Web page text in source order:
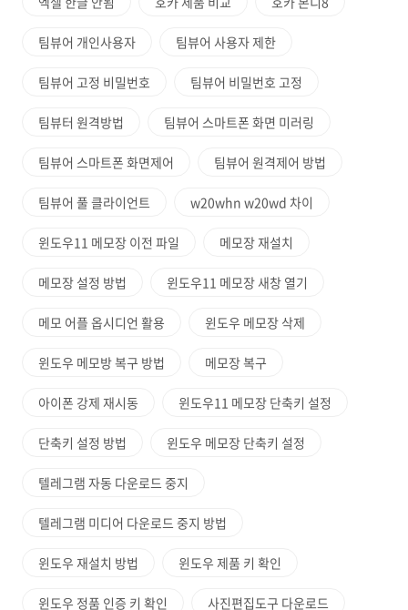
팀뷰어 개인사용자 팀뷰어 사용자 제한
팀뷰어 고정 비밀번호 팀뷰어 비밀번호 고정
팀뷰터 원격방법 팀뷰어 스마트폰 화면 미러링
팀뷰어 스마트폰 화면제어 팀뷰어 원격제어 방법
팀뷰어 풀 클라이언트 w20whn w20wd 차이
윈도우11 메모장 이전 파일 메모장 재설치
메모장 설정 방법 윈도우11 메모장 새창 열기
메모 어플 옵시디언 활용 윈도우 메모장 삭제
윈도우 메모방 복구 방법 메모장 복구
아이폰 강제 재시동 윈도우11 메모장 단축키 설정
단축키 설정 방법 윈도우 메모장 단축키 설정
텔레그램 자동 다운로드 중지
텔레그램 미디어 다운로드 중지 방법
윈도우 재설치 방법 윈도우 제품 키 확인
윈도우 정품 인증 키 확인 사진편집도구 다운로드